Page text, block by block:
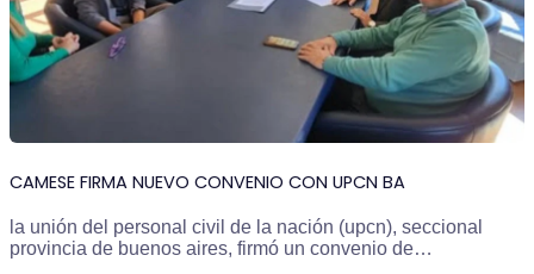
CAMESE FIRMA NUEVO CONVENIO CON UPCN BA
la unión del personal civil de la nación (upcn), seccional
provincia de buenos aires, firmó un convenio de…